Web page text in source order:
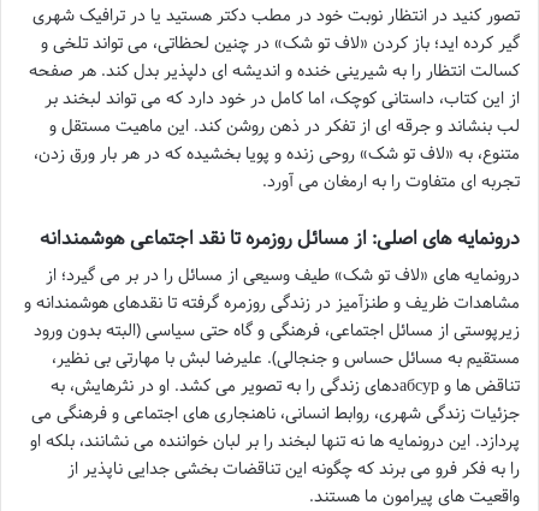
تصور کنید در انتظار نوبت خود در مطب دکتر هستید یا در ترافیک شهری
گیر کرده اید؛ باز کردن «لاف تو شک» در چنین لحظاتی، می تواند تلخی و
کسالت انتظار را به شیرینی خنده و اندیشه ای دلپذیر بدل کند. هر صفحه
از این کتاب، داستانی کوچک، اما کامل در خود دارد که می تواند لبخند بر
لب بنشاند و جرقه ای از تفکر در ذهن روشن کند. این ماهیت مستقل و
متنوع، به «لاف تو شک» روحی زنده و پویا بخشیده که در هر بار ورق زدن،
تجربه ای متفاوت را به ارمغان می آورد.
درونمایه های اصلی: از مسائل روزمره تا نقد اجتماعی هوشمندانه
درونمایه های «لاف تو شک» طیف وسیعی از مسائل را در بر می گیرد؛ از
مشاهدات ظریف و طنزآمیز در زندگی روزمره گرفته تا نقدهای هوشمندانه و
زیرپوستی از مسائل اجتماعی، فرهنگی و گاه حتی سیاسی (البته بدون ورود
مستقیم به مسائل حساس و جنجالی). علیرضا لبش با مهارتی بی نظیر،
تناقض ها و абсурدهای زندگی را به تصویر می کشد. او در نثرهایش، به
جزئیات زندگی شهری، روابط انسانی، ناهنجاری های اجتماعی و فرهنگی می
پردازد. این درونمایه ها نه تنها لبخند را بر لبان خواننده می نشانند، بلکه او
را به فکر فرو می برند که چگونه این تناقضات بخشی جدایی ناپذیر از
واقعیت های پیرامون ما هستند.